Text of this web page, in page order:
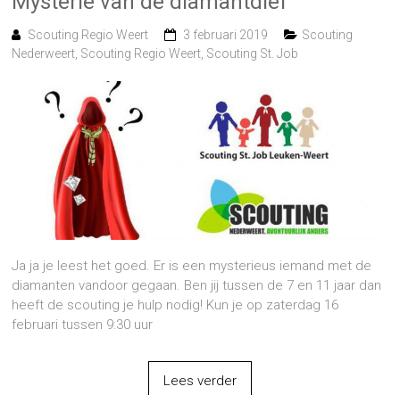
Scouting Regio Weert 3 februari 2019
Scouting
Nederweert Scouting Regio Weert Scouting St. Job
Ja ja je leest het goed. Er is een mysterieus iemand met de
diamanten vandoor gegaan. Ben jij tussen de 7 en 11 jaar dan
heeft de scouting je hulp nodig! Kun je op zaterdag 16
februari tussen 9:30 uur
Lees verder